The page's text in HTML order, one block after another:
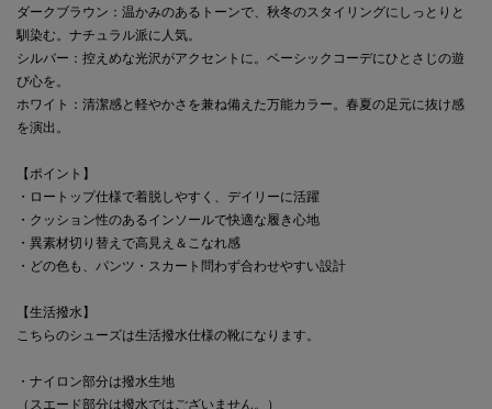
ダークブラウン：温かみのあるトーンで、秋冬のスタイリングにしっとりと
馴染む。ナチュラル派に人気。
シルバー：控えめな光沢がアクセントに。ベーシックコーデにひとさじの遊
び心を。
ホワイト：清潔感と軽やかさを兼ね備えた万能カラー。春夏の足元に抜け感
を演出。
【ポイント】
・ロートップ仕様で着脱しやすく、デイリーに活躍
・クッション性のあるインソールで快適な履き心地
・異素材切り替えで高見え＆こなれ感
・どの色も、パンツ・スカート問わず合わせやすい設計
【生活撥水】
こちらのシューズは生活撥水仕様の靴になります。
・ナイロン部分は撥水生地
（スエード部分は撥水ではございません。）